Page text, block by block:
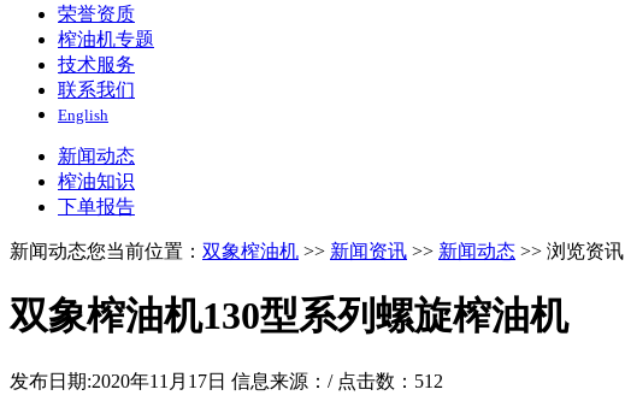
荣誉资质
榨油机专题
技术服务
联系我们
English
新闻动态
榨油知识
下单报告
新闻动态您当前位置： 双象榨油机 >> 新闻资讯 >> 新闻动态 >> 浏览资讯
双象榨油机130型系列螺旋榨油机
发布日期:2020年11月17日 信息来源：/ 点击数： 512